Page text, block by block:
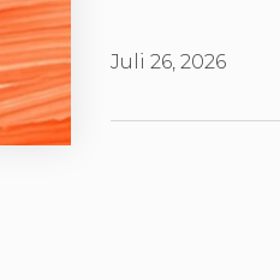
Juli 26, 2026